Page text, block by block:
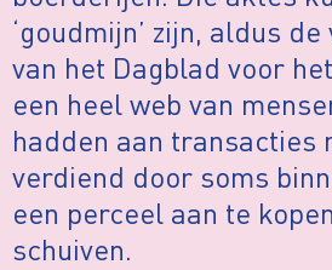
‘goudmijn’ zijn, aldus
van het Dagblad voor
een heel web van
hadden aan transacties
verdiend door soms
een perceel aan te
schuiven.